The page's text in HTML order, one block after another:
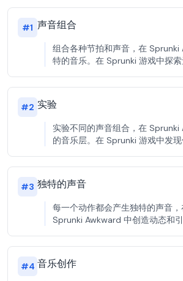
#1 声音组合
组合各种节拍和声音，在 Sprunki
特的音乐。在 Sprunki 游戏中探索
#2 实验
实验不同的声音组合，在
的音乐层。在 Sprunki 游戏中发现
#3 独特的声音
每一个动作都会产生独特的声音
Sprunki Awkward 中创造动态和引
#4 音乐创作